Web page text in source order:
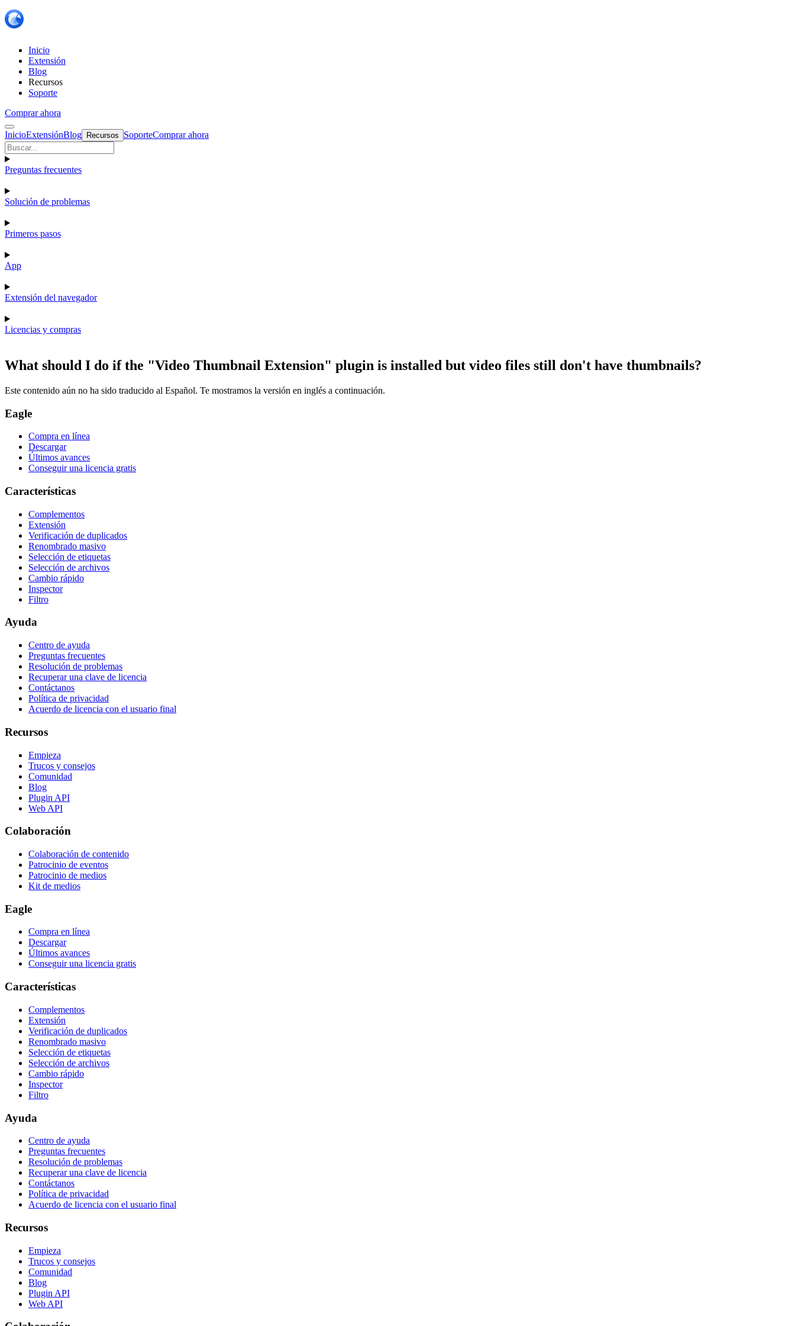
Inicio
Extensión
Blog
Recursos
Soporte
Comprar ahora
InicioExtensiónBlog Recursos SoporteComprar ahora
Preguntas frecuentes
Solución de problemas
Primeros pasos
App
Extensión del navegador
Licencias y compras
What should I do if the "Video Thumbnail Extension" plugin is installed but video files still don't have thumbnails?
Este contenido aún no ha sido traducido al Español. Te mostramos la versión en inglés a continuación.
Eagle
Compra en línea
Descargar
Últimos avances
Conseguir una licencia gratis
Características
Complementos
Extensión
Verificación de duplicados
Renombrado masivo
Selección de etiquetas
Selección de archivos
Cambio rápido
Inspector
Filtro
Ayuda
Centro de ayuda
Preguntas frecuentes
Resolución de problemas
Recuperar una clave de licencia
Contáctanos
Política de privacidad
Acuerdo de licencia con el usuario final
Recursos
Empieza
Trucos y consejos
Comunidad
Blog
Plugin API
Web API
Colaboración
Colaboración de contenido
Patrocinio de eventos
Patrocinio de medios
Kit de medios
Eagle
Compra en línea
Descargar
Últimos avances
Conseguir una licencia gratis
Características
Complementos
Extensión
Verificación de duplicados
Renombrado masivo
Selección de etiquetas
Selección de archivos
Cambio rápido
Inspector
Filtro
Ayuda
Centro de ayuda
Preguntas frecuentes
Resolución de problemas
Recuperar una clave de licencia
Contáctanos
Política de privacidad
Acuerdo de licencia con el usuario final
Recursos
Empieza
Trucos y consejos
Comunidad
Blog
Plugin API
Web API